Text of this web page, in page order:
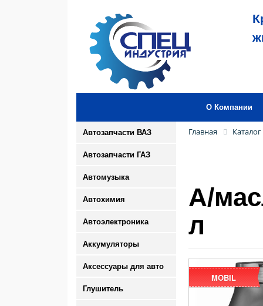
О Компании
Автозапчасти ВАЗ
Автозапчасти ГАЗ
Автомузыка
Автохимия
Автоэлектроника
Аккумуляторы
Аксессуары для авто
Глушитель
Главная Каталог
А/
л
MOBIL